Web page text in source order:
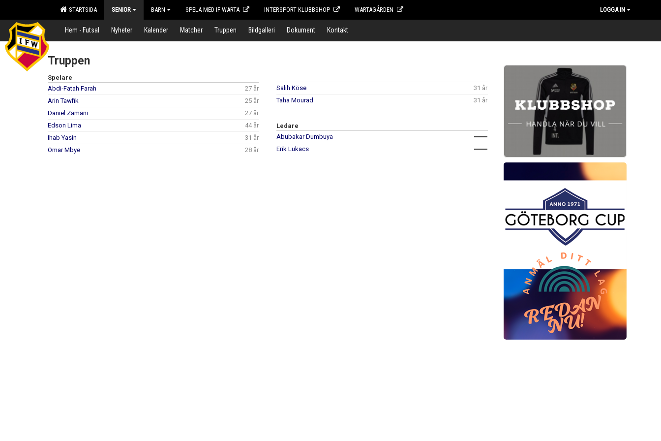
STARTSIDA SENIOR BARN SPELA MED IF WARTA INTERSPORT KLUBBSHOP WARTAGÅRDEN LOGGA IN
Hem - Futsal Nyheter Kalender Matcher Truppen Bildgalleri Dokument Kontakt
Truppen
Spelare
Abdi-Fatah Farah
27 år
Arin Tawfik
25 år
Daniel Zamani
27 år
Edson Lima
44 år
Ihab Yasin
31 år
Omar Mbye
28 år
Salih Köse
31 år
Taha Mourad
31 år
Ledare
Abubakar Dumbuya
Erik Lukacs